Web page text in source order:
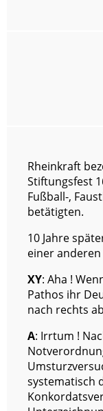
Rheinkraft
Stiftungsfest
Fußball-,
betätigten.
10 Jahre
einer
XY: Aha !
Pathos ihr
nach rechts
A: Irrtum !
systematisch